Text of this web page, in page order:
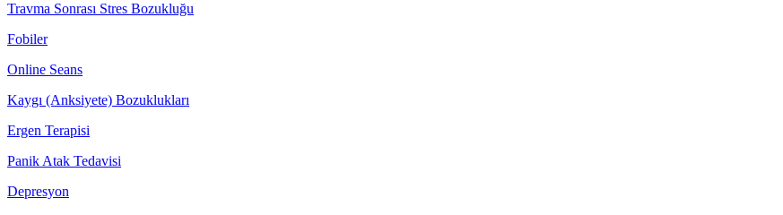
Travma Sonrası Stres Bozukluğu
Fobiler
Online Seans
Kaygı (Anksiyete) Bozuklukları
Ergen Terapisi
Panik Atak Tedavisi
Depresyon